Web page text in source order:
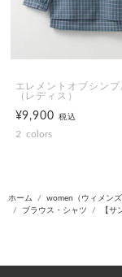
エレメントオブシンプ
（レディス）
¥9,900税込
2 colors
ホーム women（ウィメンズ
ブラウス・シャツ
【サ